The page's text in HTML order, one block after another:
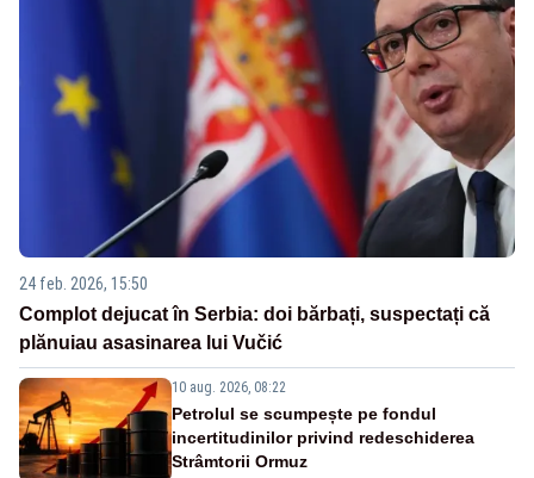
24 feb. 2026, 15:50
Complot dejucat în Serbia: doi bărbați, suspectați că
plănuiau asasinarea lui Vučić
10 aug. 2026, 08:22
Petrolul se scumpește pe fondul
incertitudinilor privind redeschiderea
Strâmtorii Ormuz